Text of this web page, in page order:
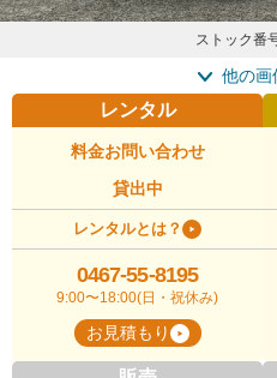
ストック番
他の画
レンタル
料金お問い合わせ
貸出中
レンタルとは？
0467-55-8195
9:00〜18:00(日・祝休み)
お見積もり